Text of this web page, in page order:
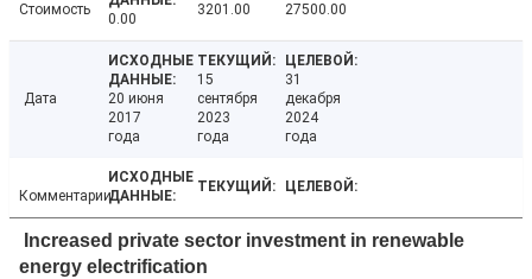
Стоимость
0.00
3201.00 27500.00
Дата
20 июня
2017
года
15
сентября
2023
года
31
декабря
2024
года
Комментарии
Increased private sector investment in renewable
energy electrification